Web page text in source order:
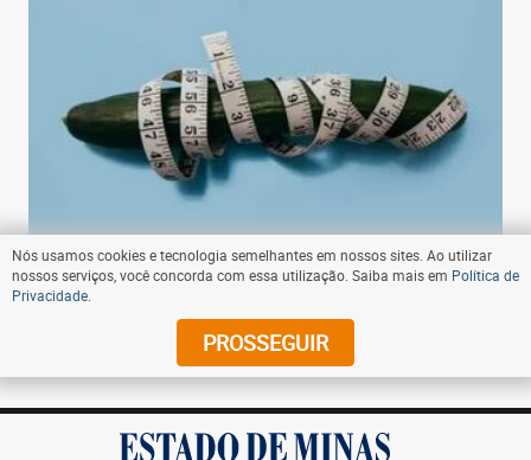
08:53 - 20/06/2023- Compartilhe
Os países com maior tamanho médio de pênis em
Nós usamos cookies e tecnologia semelhantes em nossos sites. Ao utilizar
nossos serviços, você concorda com essa utilização. Saiba mais em Política de
Privacidade
PROSSEGUIR